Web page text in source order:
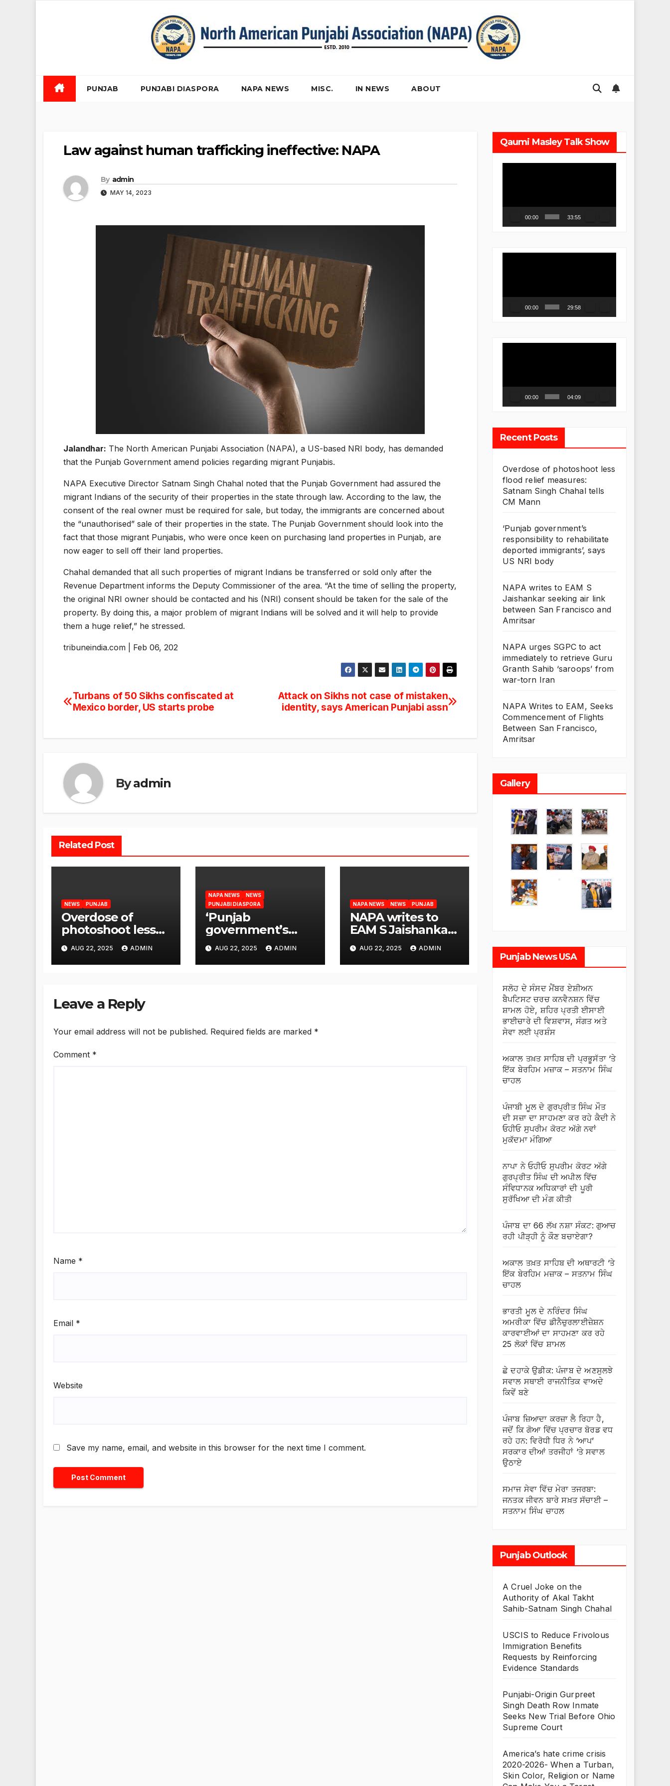
PUNJAB PUNJABI DIASPORA NAPA NEWS MISC. IN NEWS ABOUT
Law against human trafficking ineffective: NAPA
By admin
MAY 14, 2023
Jalandhar: The North American Punjabi Association (NAPA), a US-based NRI body, has demanded
that the Punjab Government amend policies regarding migrant Punjabis.
NAPA Executive Director Satnam Singh Chahal noted that the Punjab Government had assured the
migrant Indians of the security of their properties in the state through law. According to the law, the
consent of the real owner must be required for sale, but today, the immigrants are concerned about
the “unauthorised” sale of their properties in the state. The Punjab Government should look into the
fact that those migrant Punjabis, who were once keen on purchasing land properties in Punjab, are
now eager to sell off their land properties.
Chahal demanded that all such properties of migrant Indians be transferred or sold only after the
Revenue Department informs the Deputy Commissioner of the area. “At the time of selling the property,
the original NRI owner should be contacted and his (NRI) consent should be taken for the sale of the
property. By doing this, a major problem of migrant Indians will be solved and it will help to provide
them a huge relief,” he stressed.
tribuneindia.com | Feb 06, 202
Post
Attack on Sikhs not case of mistaken
identity, says American Punjabi assn
Turbans of 50 Sikhs confiscated at
Mexico border, US starts probe
Byadmin
Related Post
NEWS PUNJAB
Overdose of
photoshoot less
flood relief
measures: Satnam
Singh Chahal tells
AUG 22, 2025 ADMIN
NAPA NEWS
NEWS
PUNJABI DIASPORA
‘Punjab
government’s
responsibility to
rehabilitate
deported
AUG 22, 2025 ADMIN
NAPA NEWS NEWS PUNJAB
NAPA writes to
EAM S Jaishankar
seeking air link
between San
Francisco and
AUG 22, 2025 ADMIN
Leave a Reply
Your email address will not be published. Required fields are marked *
Comment *
Name *
Email *
Website
Save my name, email, and website in this browser for the next time I comment.
Qaumi Masley Talk Show
00:00 33:55
00:00 29:58
00:00 04:09
Recent Posts
Overdose of photoshoot less
flood relief measures:
Satnam Singh Chahal tells
CM Mann
‘Punjab government’s
responsibility to rehabilitate
deported immigrants’, says
US NRI body
NAPA writes to EAM S
Jaishankar seeking air link
between San Francisco and
Amritsar
NAPA urges SGPC to act
immediately to retrieve Guru
Granth Sahib ‘saroops’ from
war-torn Iran
NAPA Writes to EAM, Seeks
Commencement of Flights
Between San Francisco,
Amritsar
Gallery
Punjab News USA
ਸਲੋਹ ਦੇ ਸੰਸਦ ਮੈਂਬਰ ਏਸ਼ੀਅਨ
ਬੈਪਟਿਸਟ ਚਰਚ ਕਨਵੈਨਸ਼ਨ ਵਿੱਚ
ਸ਼ਾਮਲ ਹੋਏ, ਸ਼ਹਿਰ ਪ੍ਰਤੀ ਈਸਾਈ
ਭਾਈਚਾਰੇ ਦੀ ਵਿਸ਼ਵਾਸ, ਸੰਗਤ ਅਤੇ
ਸੇਵਾ ਲਈ ਪ੍ਰਸ਼ੰਸ
ਅਕਾਲ ਤਖ਼ਤ ਸਾਹਿਬ ਦੀ ਪ੍ਰਭੂਸੱਤਾ ‘ਤੇ
ਇੱਕ ਬੇਰਹਿਮ ਮਜ਼ਾਕ – ਸਤਨਾਮ ਸਿੰਘ
ਚਾਹਲ
ਪੰਜਾਬੀ ਮੂਲ ਦੇ ਗੁਰਪ੍ਰੀਤ ਸਿੰਘ ਮੌਤ
ਦੀ ਸਜ਼ਾ ਦਾ ਸਾਹਮਣਾ ਕਰ ਰਹੇ ਕੈਦੀ ਨੇ
ਓਹੀਓ ਸੁਪਰੀਮ ਕੋਰਟ ਅੱਗੇ ਨਵਾਂ
ਮੁਕੱਦਮਾ ਮੰਗਿਆ
ਨਾਪਾ ਨੇ ਓਹੀਓ ਸੁਪਰੀਮ ਕੋਰਟ ਅੱਗੇ
ਗੁਰਪ੍ਰੀਤ ਸਿੰਘ ਦੀ ਅਪੀਲ ਵਿੱਚ
ਸੰਵਿਧਾਨਕ ਅਧਿਕਾਰਾਂ ਦੀ ਪੂਰੀ
ਸੁਰੱਖਿਆ ਦੀ ਮੰਗ ਕੀਤੀ
ਪੰਜਾਬ ਦਾ 66 ਲੱਖ ਨਸ਼ਾ ਸੰਕਟ: ਗੁਆਚ
ਰਹੀ ਪੀੜ੍ਹੀ ਨੂੰ ਕੌਣ ਬਚਾਏਗਾ?
ਅਕਾਲ ਤਖ਼ਤ ਸਾਹਿਬ ਦੀ ਅਥਾਰਟੀ ‘ਤੇ
ਇੱਕ ਬੇਰਹਿਮ ਮਜ਼ਾਕ – ਸਤਨਾਮ ਸਿੰਘ
ਚਾਹਲ
ਭਾਰਤੀ ਮੂਲ ਦੇ ਨਰਿੰਦਰ ਸਿੰਘ
ਅਮਰੀਕਾ ਵਿੱਚ ਡੀਨੈਚੁਰਲਾਈਜ਼ੇਸ਼ਨ
ਕਾਰਵਾਈਆਂ ਦਾ ਸਾਹਮਣਾ ਕਰ ਰਹੇ
25 ਲੋਕਾਂ ਵਿੱਚ ਸ਼ਾਮਲ
ਛੇ ਦਹਾਕੇ ਉਡੀਕ: ਪੰਜਾਬ ਦੇ ਅਣਸੁਲਝੇ
ਸਵਾਲ ਸਥਾਈ ਰਾਜਨੀਤਿਕ ਵਾਅਦੇ
ਕਿਵੇਂ ਬਣੇ
ਪੰਜਾਬ ਜ਼ਿਆਦਾ ਕਰਜ਼ਾ ਲੈ ਰਿਹਾ ਹੈ,
ਜਦੋਂ ਕਿ ਗੋਆ ਵਿੱਚ ਪ੍ਰਚਾਰ ਬੋਰਡ ਵਧ
ਰਹੇ ਹਨ: ਵਿਰੋਧੀ ਧਿਰ ਨੇ ‘ਆਪ’
ਸਰਕਾਰ ਦੀਆਂ ਤਰਜੀਹਾਂ ‘ਤੇ ਸਵਾਲ
ਉਠਾਏ
ਸਮਾਜ ਸੇਵਾ ਵਿੱਚ ਮੇਰਾ ਤਜਰਬਾ:
ਜਨਤਕ ਜੀਵਨ ਬਾਰੇ ਸਖ਼ਤ ਸੱਚਾਈ –
ਸਤਨਾਮ ਸਿੰਘ ਚਾਹਲ
Punjab Outlook
A Cruel Joke on the
Authority of Akal Takht
Sahib-Satnam Singh Chahal
USCIS to Reduce Frivolous
Immigration Benefits
Requests by Reinforcing
Evidence Standards
Punjabi-Origin Gurpreet
Singh Death Row Inmate
Seeks New Trial Before Ohio
Supreme Court
America’s hate crime crisis
2020-2026- When a Turban,
Skin Color, Religion or Name